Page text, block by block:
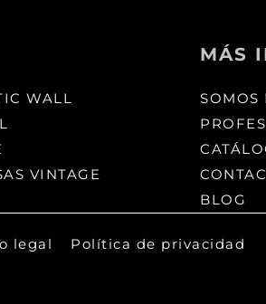
WALL
VINTAGE
MÁS
SOMOS
BLOG
legal Política de privacidad